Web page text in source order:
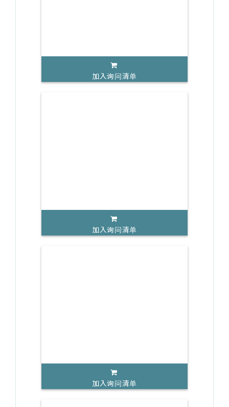
加入询问清单
加入询问清单
加入询问清单